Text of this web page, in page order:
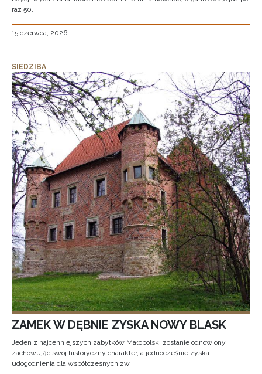
raz 50.
15 czerwca, 2026
SIEDZIBA
ZAMEK W DĘBNIE ZYSKA NOWY BLASK
Jeden z najcenniejszych zabytków Małopolski zostanie odnowiony,
zachowując swój historyczny charakter, a jednocześnie zyska
udogodnienia dla współczesnych zw